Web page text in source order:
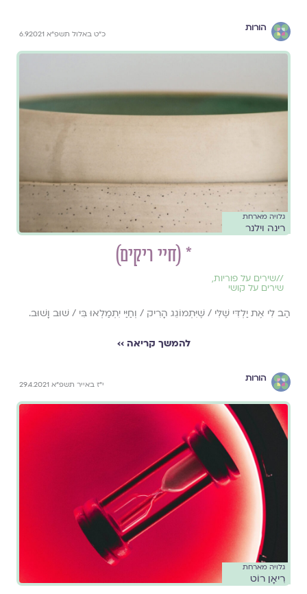
הורות
כ"ט באלול תשפ"א 6.9.2021
גלויה מארחת
רינה וילנר
* (חיי ריקים)
//שירים על פוריות,
שירים על קושי
הַב לִי אֶת יַלְדִּי שֶׁלִּי / שֶׁיִּתְמוֹגֵג הָרִיק / וְחַיַּי יִתְמַלְאוּ בִּי / שׁוּב וָשׁוּב.
להמשך קריאה ››
הורות
י"ז באייר תשפ"א 29.4.2021
גלויה מארחת
רִיאָן רוֹט